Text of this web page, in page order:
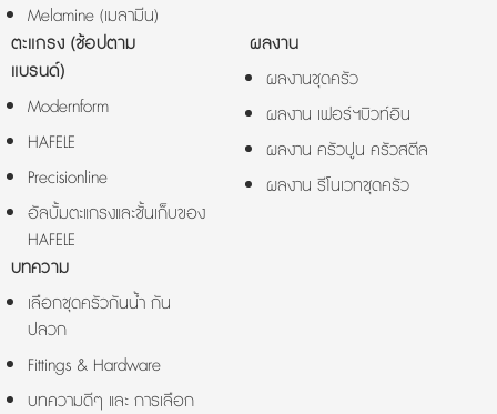
Melamine (เมลามีน)
ตะแกรง (ช้อปตาม
แบรนด์)
Modernform
HAFELE
Precisionline
อัลบั้มตะแกรงและชั้นเก็บของ
HAFELE
ผลงาน
ผลงานชุดครัว
ผลงาน เฟอร์ฯบิวท์อิน
ผลงาน ครัวปูน ครัวสตีล
ผลงาน รีโนเวทชุดครัว
บทความ
เลือกชุดครัวกันน้ำ กัน
ปลวก
Fittings & Hardware
บทความดีๆ และ การเลือก